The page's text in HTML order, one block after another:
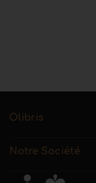
Olibris
Notre Société